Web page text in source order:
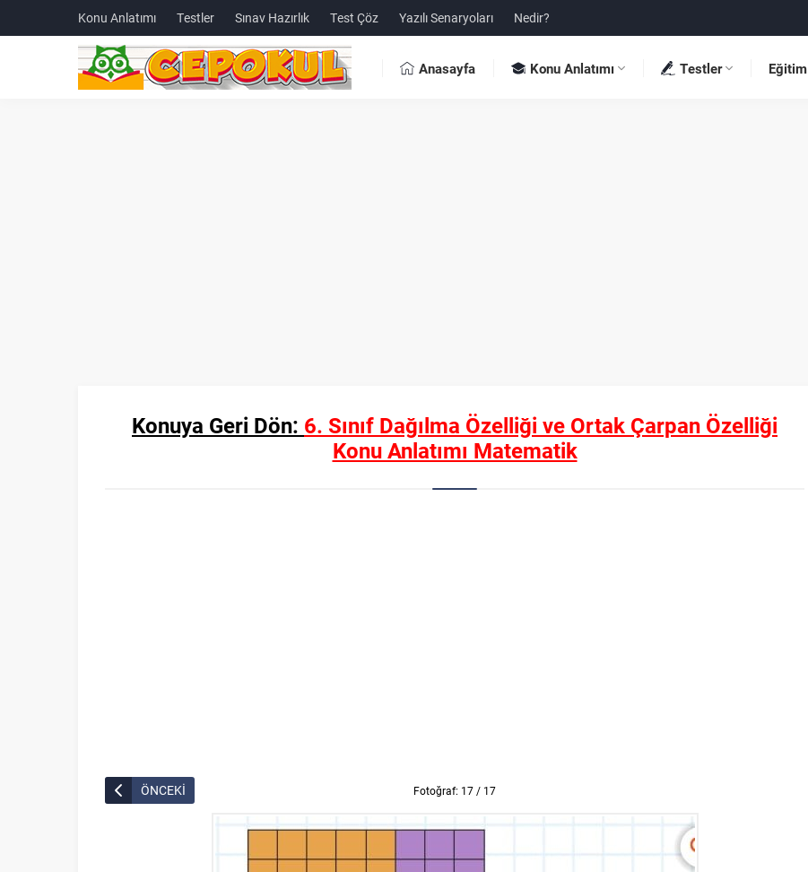
Konu Anlatımı Testler Sınav Hazırlık Test Çöz Yazılı Senaryoları Nedir?
Anasayfa Konu Anlatımı Testler Eğitim
Konuya Geri Dön: 6. Sınıf Dağılma Özelliği ve Ortak Çarpan Özelliği
Konu Anlatımı Matematik
ÖNCEKİ Fotoğraf: 17 / 17